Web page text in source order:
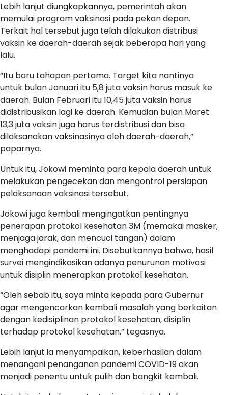
Lebih lanjut diungkapkannya, pemerintah akan
memulai program vaksinasi pada pekan depan.
Terkait hal tersebut juga telah dilakukan distribusi
vaksin ke daerah-daerah sejak beberapa hari yang
lalu.
“Itu baru tahapan pertama. Target kita nantinya
untuk bulan Januari itu 5,8 juta vaksin harus masuk ke
daerah. Bulan Februari itu 10,45 juta vaksin harus
didistribusikan lagi ke daerah. Kemudian bulan Maret
13,3 juta vaksin juga harus terdistribusi dan bisa
dilaksanakan vaksinasinya oleh daerah-daerah,”
paparnya.
Untuk itu, Jokowi meminta para kepala daerah untuk
melakukan pengecekan dan mengontrol persiapan
pelaksanaan vaksinasi tersebut.
Jokowi juga kembali mengingatkan pentingnya
penerapan protokol kesehatan 3M (memakai masker,
menjaga jarak, dan mencuci tangan) dalam
menghadapi pandemi ini. Disebutkannya bahwa, hasil
survei mengindikasikan adanya penurunan motivasi
untuk disiplin menerapkan protokol kesehatan.
“Oleh sebab itu, saya minta kepada para Gubernur
agar mengencarkan kembali masalah yang berkaitan
dengan kedisiplinan protokol kesehatan, disiplin
terhadap protokol kesehatan,” tegasnya.
Lebih lanjut ia menyampaikan, keberhasilan dalam
menangani penanganan pandemi COVID-19 akan
menjadi penentu untuk pulih dan bangkit kembali.